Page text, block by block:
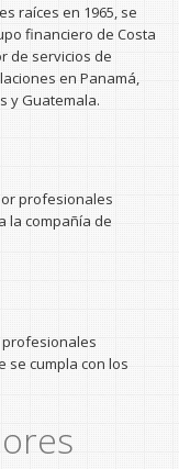
raíces en 1965, se
financiero de Costa
de servicios de
en Panamá,
y Guatemala.
profesionales
la compañía de
profesionales
se cumpla con los